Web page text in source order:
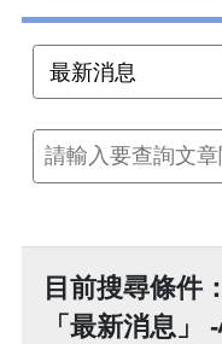
目前搜尋條件
「最新消息」